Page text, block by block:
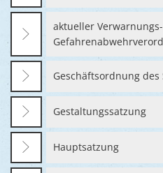
aktueller
Geschäftsordnung
Gestaltungssatzung
Hauptsatzung